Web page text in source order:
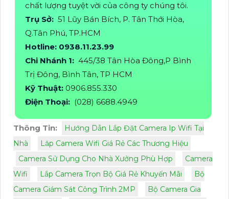
chất lượng tuyệt vời của công ty chúng tôi.
Trụ Sở: 51 Lũy Bán Bích, P. Tân Thới Hòa,
Q.Tân Phú, TP.HCM
Hotline: 0938.11.23.99
Chi Nhánh 1: 445/38 Tân Hòa Đông,P Bình
Trị Đông, Bình Tân, TP HCM
Kỹ Thuật: 0906.855.330
Điện Thoại: (028) 6688.4949
Thông Tin:
Hướng Dẫn Lắp Đặt Camera Ip Wifi Tại
Nhà
Lăp Camera Wifi Giá Rẻ Các Thương Hiệu
Camera Sử Dụng Cho Nhà Xưởng Phù Hợp
Camera
Wifi
Lắp Camera Trọn Bộ Giá Rẻ Khuyến Mãi
Bộ
Camera Giám Sát Công Trình 2MP
Bộ Camera Gia